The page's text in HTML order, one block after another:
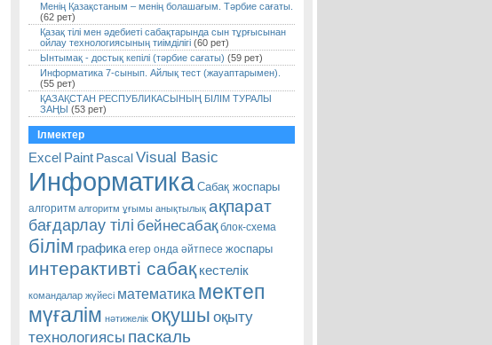
Менің Қазақстаным – менің болашағым. Тәрбие сағаты.
(62 рет)
Қазақ тілі мен әдебиеті сабақтарында сын тұрғысынан
ойлау технологиясының тиімділігі (60 рет)
Ынтымақ - достық кепілі (тәрбие сағаты) (59 рет)
Информатика 7-сынып. Айлық тест (жауаптарымен).
(55 рет)
ҚАЗАҚСТАН РЕСПУБЛИКАСЫНЫҢ БІЛІМ ТУРАЛЫ
ЗАҢЫ (53 рет)
Ілмектер
Excel Paint PascalVisual Basic
Информатика Сабақ жоспары
алгоритм алгоритм ұғымы анықтылық ақпарат
бағдарлау тілі бейнесабақ блок-схема
білім графика егер онда әйтпесе жоспары
интерактивті сабақ кестелік
командалар жүйесі математика мектеп
мүғалім нәтижелік оқушы оқыту
технологиясы паскаль